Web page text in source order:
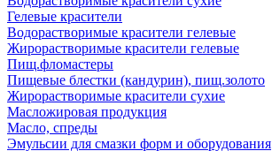
Гелевые красители
Водорастворимые красители гелевые
Жирорастворимые красители гелевые
Пищ.фломастеры
Пищевые блестки (кандурин), пищ.золото
Жирорастворимые красители сухие
Масложировая продукция
Масло, спреды
Эмульсии для смазки форм и оборудования